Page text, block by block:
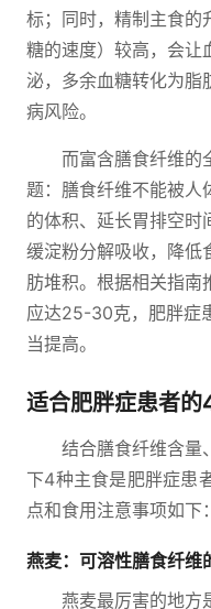
标；同时，精制主食的
糖的速度）较高，会让
泌，多余血糖转化为脂
病风险。
而富含膳食纤维的
题：膳食纤维不能被人
的体积、延长胃排空时
缓淀粉分解吸收，降低
肪堆积。根据相关指南
应达25-30克，肥胖症
当提高。
适合肥胖症患者
结合膳食纤维含量
下4种主食是肥胖症患
点和食用注意事项如下：
燕麦：可溶性膳食纤维
燕麦最厉害的地